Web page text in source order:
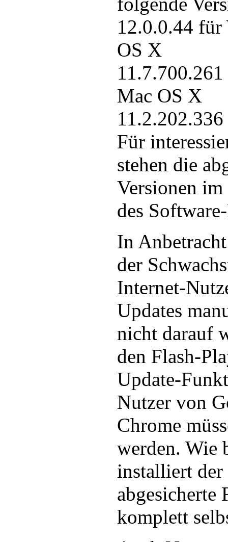
12.0.0.44
OS X
Mac OS X
Für
stehen die
Versionen
des
In
der
Internet-
Updates
nicht darauf
den Flash-
Update-
Nutzer von
Chrome
werden. Wie
installiert
abgesicherte
komplett